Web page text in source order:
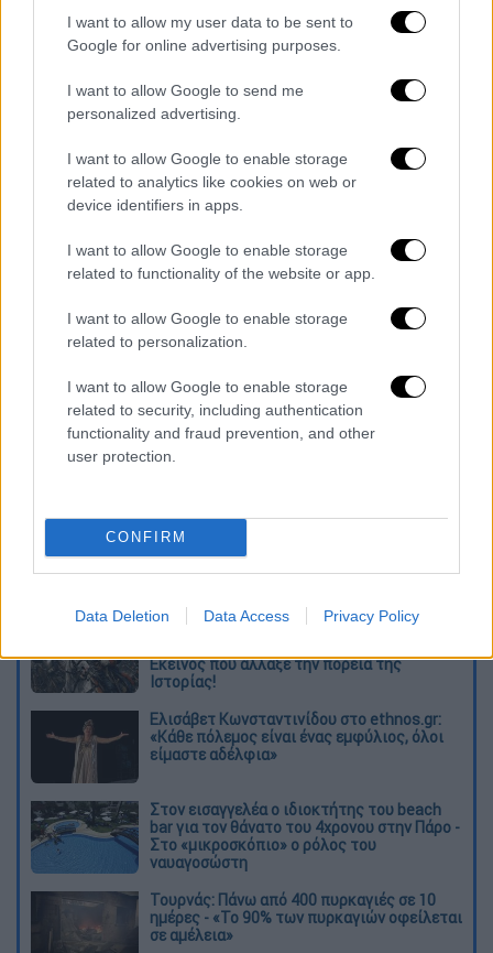
I want to allow my user data to be sent to
Google for online advertising purposes.
I want to allow Google to send me
personalized advertising.
I want to allow Google to enable storage
related to analytics like cookies on web or
device identifiers in apps.
I want to allow Google to enable storage
related to functionality of the website or app.
I want to allow Google to enable storage
related to personalization.
I want to allow Google to enable storage
related to security, including authentication
functionality and fraud prevention, and other
user protection.
CONFIRM
Data Deletion Data Access Privacy Policy
ΟΛΕΣ ΟΙ ΕΙΔΗΣΕΙΣ
Εκλογές 2023: Πώς επηρεάζουν σχολεία,
λήξη μαθημάτων και απολυτήριες
διορισμούς εκπαιδευτικών
Γιατί ο Μητσοτάκης μιλά για απειλή
ακυβερνησίας και αναφέρεται στο
παράδειγμα της Βουλγαρίας - Τι
δείχνουν οι νέες δημοσκοπήσεις
Τα τελευταία ρουσφέτια πριν τις
κάλπες στο υπουργείο Υγείας - Οι
Τρέχει να κλείσει εκκρεμότητες το
υπουργείο Μεταφορών – Τι προβλέπει
τροπολογία για τους εργαζόμενους
στοιχεία
O στρατηγός ήταν σχιζοφρενής, εμμονικός,
Εκείνος που άλλαξε την πορεία της
Ιστορίας!
Ελισάβετ Κωνσταντινίδου στο ethnos.gr:
«Κάθε πόλεμος είναι ένας εμφύλιος, όλοι
είμαστε αδέλφια»
Στον εισαγγελέα ο ιδιοκτήτης του beach
bar για τον θάνατο του 4χρονου στην Πάρο -
Στο «μικροσκόπιο» ο ρόλος του
ναυαγοσώστη
Τουρνάς: Πάνω από 400 πυρκαγιές σε 10
ημέρες - «Το 90% των πυρκαγιών οφείλεται
σε αμέλεια»